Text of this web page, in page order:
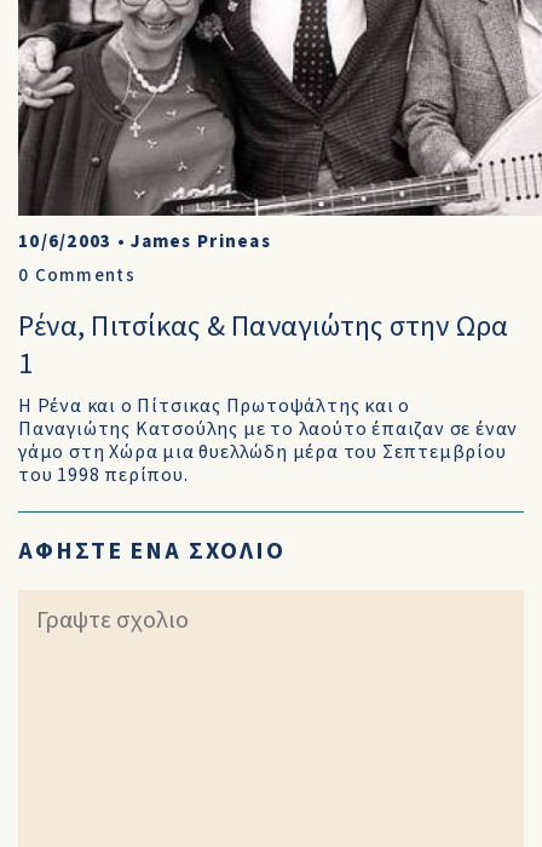
10/6/2003 •James Prineas
0 Comments
Ρένα, Πιτσίκας & Παναγιώτης στην Ωρα
1
Η Ρένα και ο Πίτσικας Πρωτοψάλτης και ο
Παναγιώτης Κατσούλης με το λαούτο έπαιζαν σε έναν
γάμο στη Χώρα μια θυελλώδη μέρα του Σεπτεμβρίου
του 1998 περίπου.
ΑΦΗΣΤΕ ΕΝΑ ΣΧΟΛΙΟ